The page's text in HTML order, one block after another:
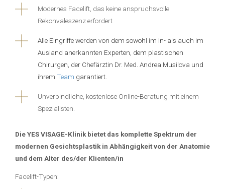
Modernes Facelift, das keine anspruchsvolle
Rekonvaleszenz erfordert
Alle Eingriffe werden von dem sowohl im In- als auch im
Ausland anerkannten Experten, dem plastischen
Chirurgen, der Chefärztin Dr. Med. Andrea Musilova und
ihrem Team garantiert.
Unverbindliche, kostenlose Online-Beratung mit einem
Spezialisten.
Die YES VISAGE-Klinik bietet das komplette Spektrum der
modernen Gesichtsplastik in Abhängigkeit von der Anatomie
und dem Alter des/der Klienten/in
Facelift-Typen: